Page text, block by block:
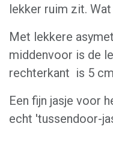
lekker ruim zit.
Met lekkere
middenvoor is de
rechterkant is 5
Een fijn jasje voor
echt 'tussendoor-